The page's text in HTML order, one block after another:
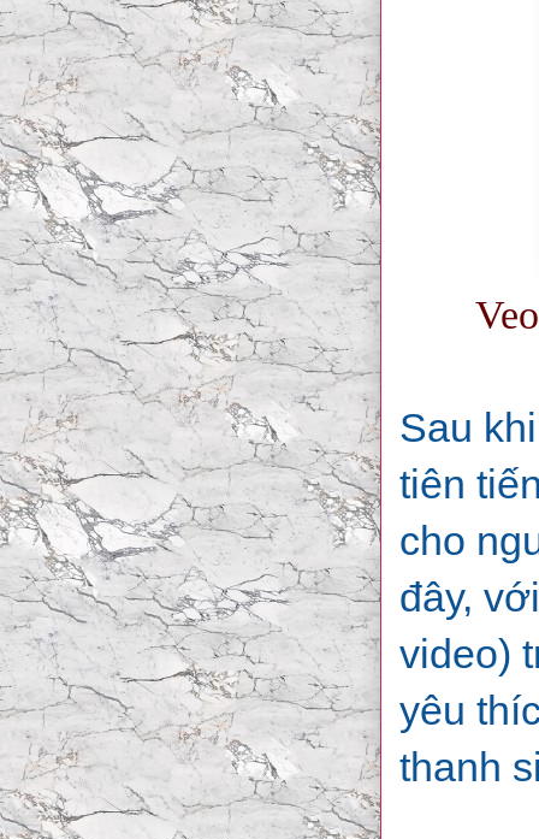
Sau
tiên
cho
đây,
video)
yêu
thanh